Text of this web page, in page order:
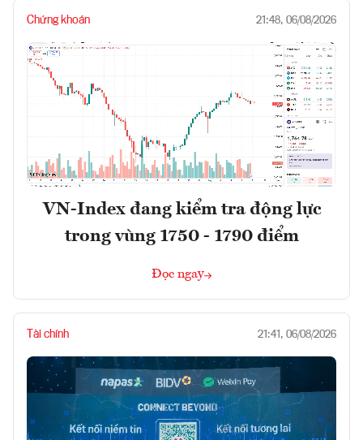
Chứng khoán 21:48, 06/08/2026
VN-Index đang kiểm tra động lực
trong vùng 1750 - 1790 điểm
Đọc ngay
Tài chính 21:41, 06/08/2026